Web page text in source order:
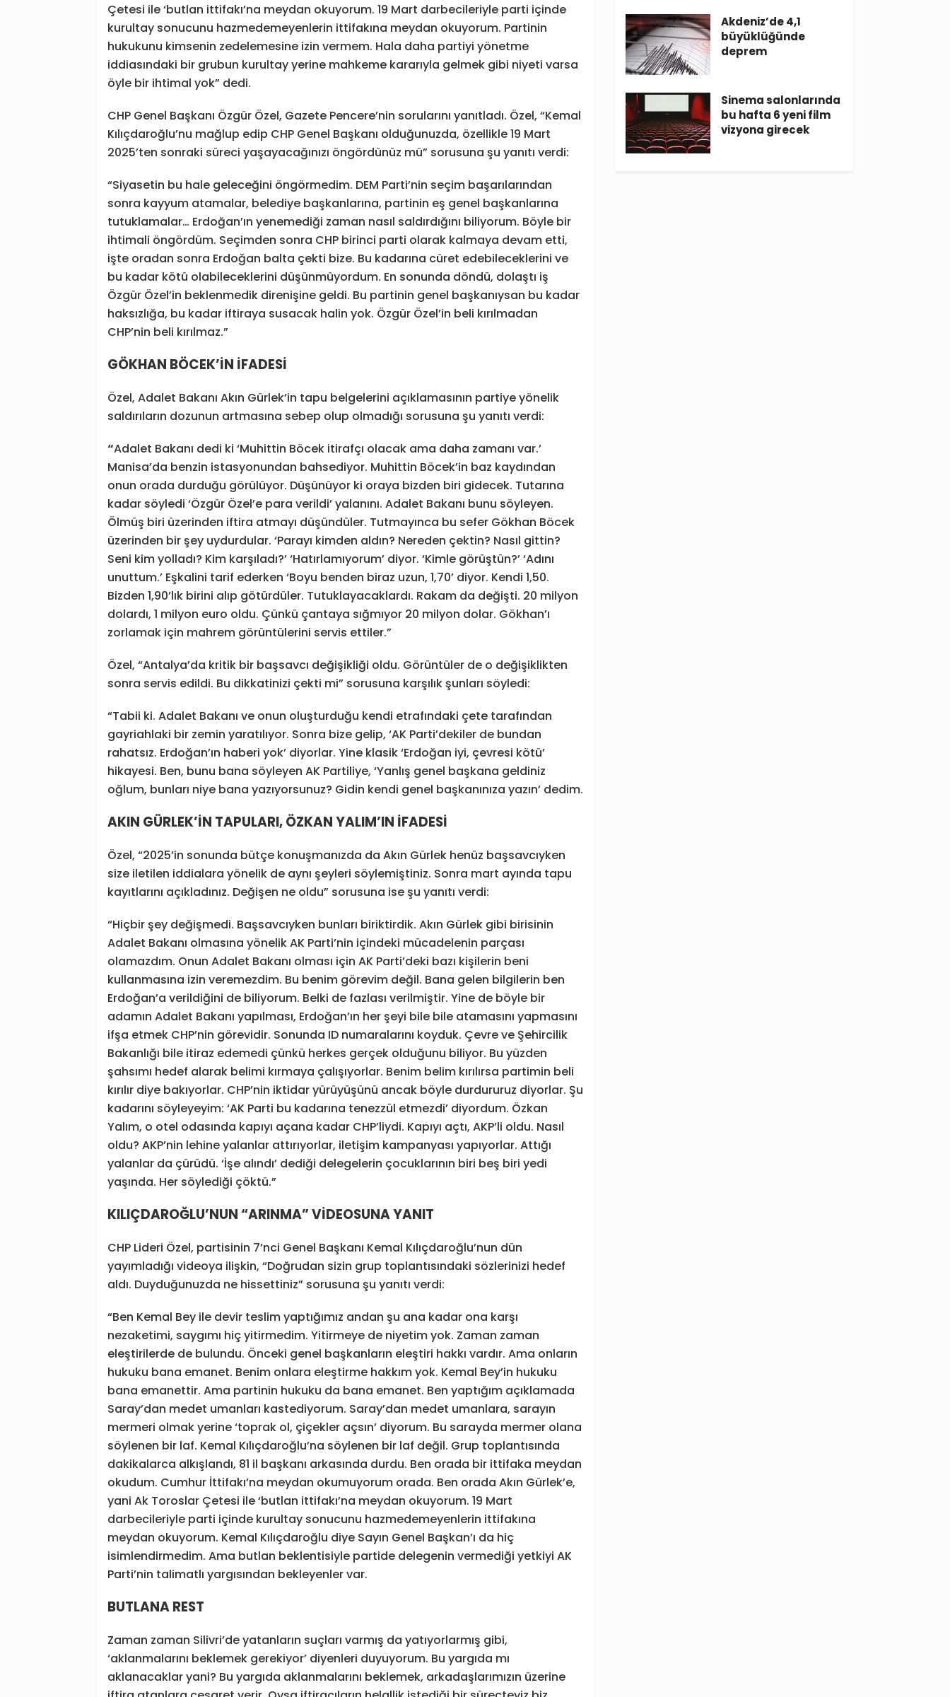
Çetesi ile ‘butlan ittifakı’na meydan okuyorum. 19 Mart darbecileriyle parti içinde
kurultay sonucunu hazmedemeyenlerin ittifakına meydan okuyorum. Partinin
hukukunu kimsenin zedelemesine izin vermem. Hala daha partiyi yönetme
iddiasındaki bir grubun kurultay yerine mahkeme kararıyla gelmek gibi niyeti varsa
öyle bir ihtimal yok” dedi.
CHP Genel Başkanı Özgür Özel, Gazete Pencere’nin sorularını yanıtladı. Özel, “Kemal
Kılıçdaroğlu’nu mağlup edip CHP Genel Başkanı olduğunuzda, özellikle 19 Mart
2025’ten sonraki süreci yaşayacağınızı öngördünüz mü” sorusuna şu yanıtı verdi:
“Siyasetin bu hale geleceğini öngörmedim. DEM Parti’nin seçim başarılarından
sonra kayyum atamalar, belediye başkanlarına, partinin eş genel başkanlarına
tutuklamalar… Erdoğan’ın yenemediği zaman nasıl saldırdığını biliyorum. Böyle bir
ihtimali öngördüm. Seçimden sonra CHP birinci parti olarak kalmaya devam etti,
işte oradan sonra Erdoğan balta çekti bize. Bu kadarına cüret edebileceklerini ve
bu kadar kötü olabileceklerini düşünmüyordum. En sonunda döndü, dolaştı iş
Özgür Özel’in beklenmedik direnişine geldi. Bu partinin genel başkanıysan bu kadar
haksızlığa, bu kadar iftiraya susacak halin yok. Özgür Özel’in beli kırılmadan
CHP’nin beli kırılmaz.”
GÖKHAN BÖCEK’İN İFADESİ
Özel, Adalet Bakanı Akın Gürlek’in tapu belgelerini açıklamasının partiye yönelik
saldırıların dozunun artmasına sebep olup olmadığı sorusuna şu yanıtı verdi:
“Adalet Bakanı dedi ki ‘Muhittin Böcek itirafçı olacak ama daha zamanı var.’
Manisa’da benzin istasyonundan bahsediyor. Muhittin Böcek’in baz kaydından
onun orada durduğu görülüyor. Düşünüyor ki oraya bizden biri gidecek. Tutarına
kadar söyledi ‘Özgür Özel’e para verildi’ yalanını. Adalet Bakanı bunu söyleyen.
Ölmüş biri üzerinden iftira atmayı düşündüler. Tutmayınca bu sefer Gökhan Böcek
üzerinden bir şey uydurdular. ‘Parayı kimden aldın? Nereden çektin? Nasıl gittin?
Seni kim yolladı? Kim karşıladı?’ ‘Hatırlamıyorum’ diyor. ‘Kimle görüştün?’ ‘Adını
unuttum.’ Eşkalini tarif ederken ‘Boyu benden biraz uzun, 1,70’ diyor. Kendi 1,50.
Bizden 1,90’lık birini alıp götürdüler. Tutuklayacaklardı. Rakam da değişti. 20 milyon
dolardı, 1 milyon euro oldu. Çünkü çantaya sığmıyor 20 milyon dolar. Gökhan’ı
zorlamak için mahrem görüntülerini servis ettiler.”
Özel, “Antalya’da kritik bir başsavcı değişikliği oldu. Görüntüler de o değişiklikten
sonra servis edildi. Bu dikkatinizi çekti mi” sorusuna karşılık şunları söyledi:
“Tabii ki. Adalet Bakanı ve onun oluşturduğu kendi etrafındaki çete tarafından
gayriahlaki bir zemin yaratılıyor. Sonra bize gelip, ‘AK Parti’dekiler de bundan
rahatsız. Erdoğan’ın haberi yok’ diyorlar. Yine klasik ‘Erdoğan iyi, çevresi kötü’
hikayesi. Ben, bunu bana söyleyen AK Partiliye, ‘Yanlış genel başkana geldiniz
oğlum, bunları niye bana yazıyorsunuz? Gidin kendi genel başkanınıza yazın’ dedim.
AKIN GÜRLEK’İN TAPULARI, ÖZKAN YALIM’IN İFADESİ
Özel, “2025’in sonunda bütçe konuşmanızda da Akın Gürlek henüz başsavcıyken
size iletilen iddialara yönelik de aynı şeyleri söylemiştiniz. Sonra mart ayında tapu
kayıtlarını açıkladınız. Değişen ne oldu” sorusuna ise şu yanıtı verdi:
“Hiçbir şey değişmedi. Başsavcıyken bunları biriktirdik. Akın Gürlek gibi birisinin
Adalet Bakanı olmasına yönelik AK Parti’nin içindeki mücadelenin parçası
olamazdım. Onun Adalet Bakanı olması için AK Parti’deki bazı kişilerin beni
kullanmasına izin veremezdim. Bu benim görevim değil. Bana gelen bilgilerin ben
Erdoğan’a verildiğini de biliyorum. Belki de fazlası verilmiştir. Yine de böyle bir
adamın Adalet Bakanı yapılması, Erdoğan’ın her şeyi bile bile atamasını yapmasını
ifşa etmek CHP’nin görevidir. Sonunda ID numaralarını koyduk. Çevre ve Şehircilik
Bakanlığı bile itiraz edemedi çünkü herkes gerçek olduğunu biliyor. Bu yüzden
şahsımı hedef alarak belimi kırmaya çalışıyorlar. Benim belim kırılırsa partimin beli
kırılır diye bakıyorlar. CHP’nin iktidar yürüyüşünü ancak böyle durdururuz diyorlar. Şu
kadarını söyleyeyim: ‘AK Parti bu kadarına tenezzül etmezdi’ diyordum. Özkan
Yalım, o otel odasında kapıyı açana kadar CHP’liydi. Kapıyı açtı, AKP’li oldu. Nasıl
oldu? AKP’nin lehine yalanlar attırıyorlar, iletişim kampanyası yapıyorlar. Attığı
yalanlar da çürüdü. ‘İşe alındı’ dediği delegelerin çocuklarının biri beş biri yedi
yaşında. Her söylediği çöktü.”
KILIÇDAROĞLU’NUN “ARINMA” VİDEOSUNA YANIT
CHP Lideri Özel, partisinin 7’nci Genel Başkanı Kemal Kılıçdaroğlu’nun dün
yayımladığı videoya ilişkin, “Doğrudan sizin grup toplantısındaki sözlerinizi hedef
aldı. Duyduğunuzda ne hissettiniz” sorusuna şu yanıtı verdi:
“Ben Kemal Bey ile devir teslim yaptığımız andan şu ana kadar ona karşı
nezaketimi, saygımı hiç yitirmedim. Yitirmeye de niyetim yok. Zaman zaman
eleştirilerde de bulundu. Önceki genel başkanların eleştiri hakkı vardır. Ama onların
hukuku bana emanet. Benim onlara eleştirme hakkım yok. Kemal Bey’in hukuku
bana emanettir. Ama partinin hukuku da bana emanet. Ben yaptığım açıklamada
Saray’dan medet umanları kastediyorum. Saray’dan medet umanlara, sarayın
mermeri olmak yerine ‘toprak ol, çiçekler açsın’ diyorum. Bu sarayda mermer olana
söylenen bir laf. Kemal Kılıçdaroğlu’na söylenen bir laf değil. Grup toplantısında
dakikalarca alkışlandı, 81 il başkanı arkasında durdu. Ben orada bir ittifaka meydan
okudum. Cumhur İttifakı’na meydan okumuyorum orada. Ben orada Akın Gürlek’e,
yani Ak Toroslar Çetesi ile ‘butlan ittifakı’na meydan okuyorum. 19 Mart
darbecileriyle parti içinde kurultay sonucunu hazmedemeyenlerin ittifakına
meydan okuyorum. Kemal Kılıçdaroğlu diye Sayın Genel Başkan’ı da hiç
isimlendirmedim. Ama butlan beklentisiyle partide delegenin vermediği yetkiyi AK
Parti’nin talimatlı yargısından bekleyenler var.
BUTLANA REST
Zaman zaman Silivri’de yatanların suçları varmış da yatıyorlarmış gibi,
‘aklanmalarını beklemek gerekiyor’ diyenleri duyuyorum. Bu yargıda mı
aklanacaklar yani? Bu yargıda aklanmalarını beklemek, arkadaşlarımızın üzerine
Akdeniz’de 4,1
büyüklüğünde
deprem
Sinema salonlarında
bu hafta 6 yeni film
vizyona girecek